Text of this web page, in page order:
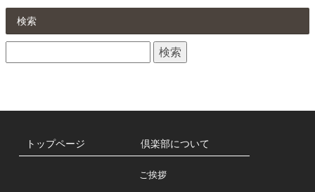
せ
検索
索:
トップページ 倶楽部について
ご挨拶